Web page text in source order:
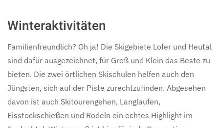
Winteraktivitäten
Familienfreundlich? Oh ja! Die Skigebiete Lofer und Heutal
sind dafür ausgezeichnet, für Groß und Klein das Beste zu
bieten. Die zwei örtlichen Skischulen helfen auch den
Jüngsten, sich auf der Piste zurechtzufinden. Abgesehen
davon ist auch Skitourengehen, Langlaufen,
Eisstockschießen und Rodeln ein echtes Highlight im